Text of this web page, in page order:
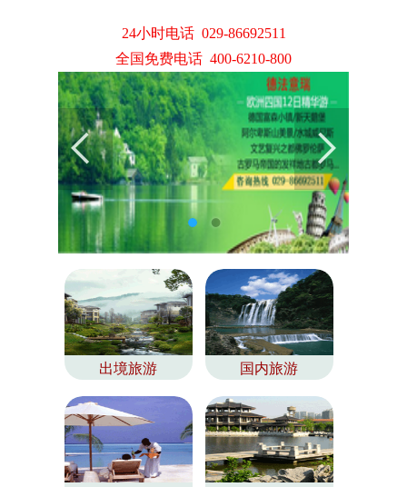
24小时电话 029-86692511
全国免费电话 400-6210-800
出境旅游 国内旅游